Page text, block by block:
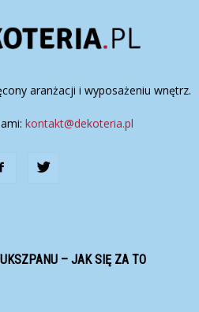
aranżacji i wyposażeniu wnętrz.
kontakt@dekoteria.pl
– JAK SIĘ ZA TO